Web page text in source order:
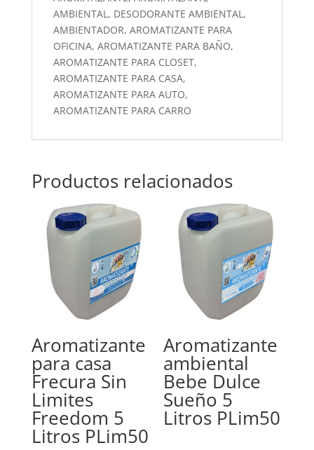
AMBIENTAL, DESODORANTE AMBIENTAL,
AMBIENTADOR, AROMATIZANTE PARA
OFICINA, AROMATIZANTE PARA BAÑO,
AROMATIZANTE PARA CLOSET,
AROMATIZANTE PARA CASA,
AROMATIZANTE PARA AUTO,
AROMATIZANTE PARA CARRO
Productos relacionados
Aromatizante
para casa
Frecura Sin
Limites
Freedom 5
Litros PLim50
Aromatizante
ambiental
Bebe Dulce
Sueño 5
Litros PLim50